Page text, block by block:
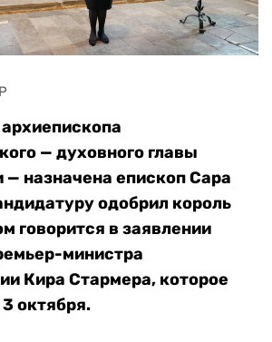
— духовного главы
— назначена епископ Сара
одобрил король
говорится в заявлении
министра
Кира Стармера, которое
3 октября.